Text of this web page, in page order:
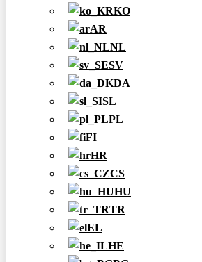
KO
AR
NL
SV
DA
SL
PL
FI
HR
CS
HU
TR
EL
HE